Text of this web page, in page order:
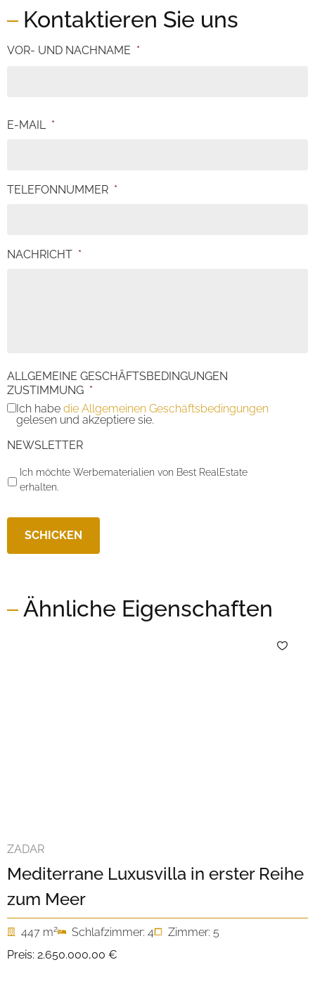
Kontaktieren Sie uns
VOR- UND NACHNAME *
E-MAIL *
TELEFONNUMMER *
NACHRICHT *
ALLGEMEINE GESCHÄFTSBEDINGUNGEN
ZUSTIMMUNG *
Ich habe die Allgemeinen Geschäftsbedingungen
gelesen und akzeptiere sie.
NEWSLETTER
Ich möchte Werbematerialien von Best RealEstate
erhalten.
Ähnliche Eigenschaften
ZADAR
Mediterrane Luxusvilla in erster Reihe
zum Meer
447 m2 Schlafzimmer: 4
Zimmer: 5
Preis: 2.650.000,00 €